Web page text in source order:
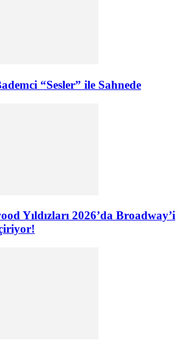
“Sesler” ile Sahnede
Yıldızları 2026’da Broadway’i